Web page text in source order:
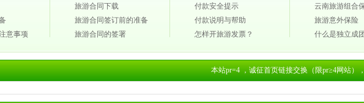
意事项
旅游合同下载
旅游合同签订前的准备
旅游合同的签署
付款安全提示
付款说明与帮助
怎样开旅游发票？
云南旅游组合
旅游意外保险
什么是独立成
本站pr=4 ，诚征首页链接交换（限pr≥4网站），